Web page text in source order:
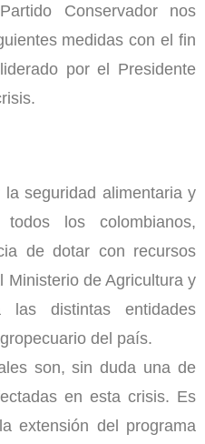
Conservador nos
medidas con el fin
por el Presidente
seguridad alimentaria y
los colombianos,
de dotar con recursos
Ministerio de Agricultura y
distintas entidades
del país.
son, sin duda una de
en esta crisis. Es
extensión del programa